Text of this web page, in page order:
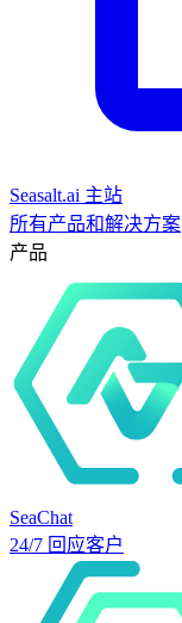
Seasalt.ai 主站
所有产品和解决方案
产品
SeaChat
24/7 回应客户